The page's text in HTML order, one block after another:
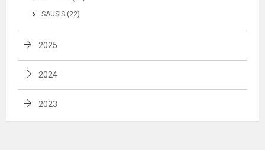
SAUSIS (22)
2025
2024
2023